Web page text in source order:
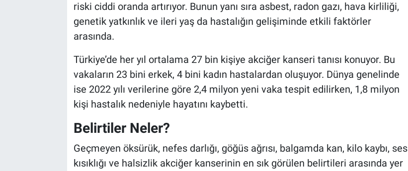
riski ciddi oranda artırıyor. Bunun yanı sıra asbest, radon gazı, hava kirliliği,
genetik yatkınlık ve ileri yaş da hastalığın gelişiminde etkili faktörler
arasında.
Türkiye’de her yıl ortalama 27 bin kişiye akciğer kanseri tanısı konuyor. Bu
vakaların 23 bini erkek, 4 bini kadın hastalardan oluşuyor. Dünya genelinde
ise 2022 yılı verilerine göre 2,4 milyon yeni vaka tespit edilirken, 1,8 milyon
kişi hastalık nedeniyle hayatını kaybetti.
Belirtiler Neler?
Geçmeyen öksürük, nefes darlığı, göğüs ağrısı, balgamda kan, kilo kaybı, ses
kısıklığı ve halsizlik akciğer kanserinin en sık görülen belirtileri arasında yer